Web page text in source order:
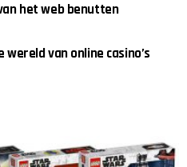
het web benutten
van online casino’s